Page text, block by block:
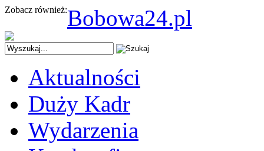
Zobacz również:Bobowa24.pl
Aktualności
Duży Kadr
Wydarzenia